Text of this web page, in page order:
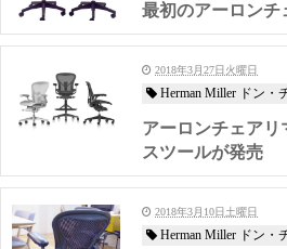
最初のアーロンチ
2018年3月27日火曜日
Herman Miller ドン・
アーロンチェア
スツールが発売
2018年3月10日土曜日
Herman Miller ドン・